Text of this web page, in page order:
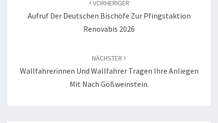
VORHERIGER
Aufruf Der Deutschen Bischöfe Zur Pfingstaktion
Renovabis 2026
NÄCHSTER
Wallfahrerinnen Und Wallfahrer Tragen Ihre Anliegen
Mit Nach Gößweinstein.